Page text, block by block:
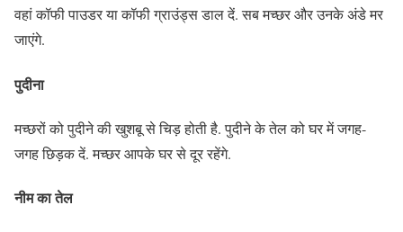
वहां कॉफी पाउडर या कॉफी ग्राउंड्स डाल दें. सब मच्छर और उनके अंडे मर
जाएंगे.
पुदीना
मच्छरों को पुदीने की खुशबू से चिड़ होती है. पुदीने के तेल को घर में जगह-
जगह छिड़क दें. मच्छर आपके घर से दूर रहेंगे.
नीम का तेल